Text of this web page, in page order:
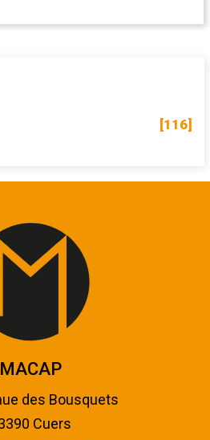
[116]
MACAP
des Bousquets
Cuers